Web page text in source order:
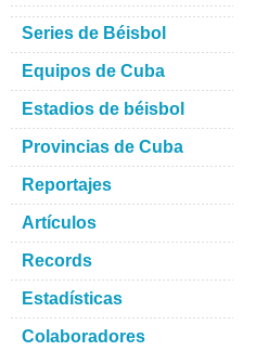
Series de Béisbol
Equipos de Cuba
Estadios de béisbol
Provincias de Cuba
Reportajes
Artículos
Records
Estadísticas
Colaboradores